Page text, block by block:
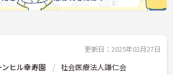
更新日：2025年02月27日
ヒル幸寿園 社会医療法人謙仁会